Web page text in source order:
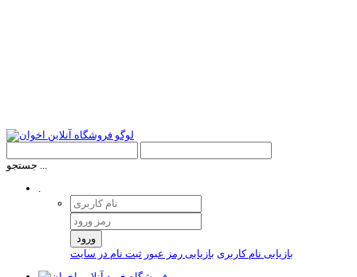
جستجو ...
.
ورود
بازیابی نام کاربری بازیابی رمز عبور ثبت نام در سایت